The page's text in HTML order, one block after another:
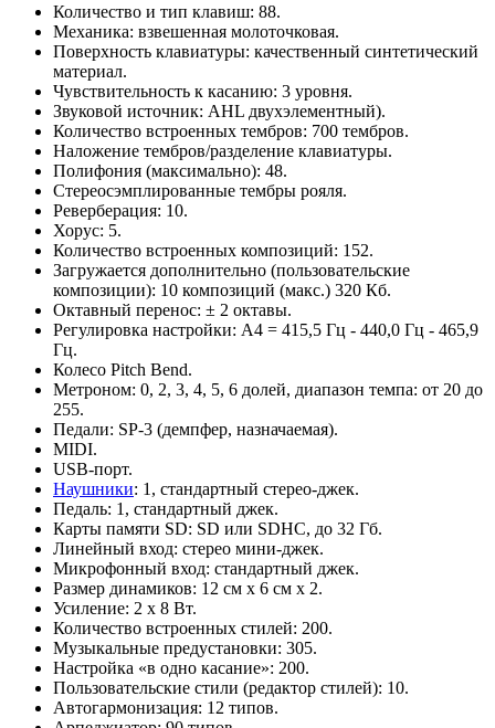
Количество и тип клавиш: 88.
Механика: взвешенная молоточковая.
Поверхность клавиатуры: качественный синтетический
материал.
Чувствительность к касанию: 3 уровня.
Звуковой источник: AHL двухэлементный).
Количество встроенных тембров: 700 тембров.
Наложение тембров/разделение клавиатуры.
Полифония (максимально): 48.
Стереосэмплированные тембры рояля.
Реверберация: 10.
Хорус: 5.
Количество встроенных композиций: 152.
Загружается дополнительно (пользовательские
композиции): 10 композиций (макс.) 320 Кб.
Октавный перенос: ± 2 октавы.
Регулировка настройки: A4 = 415,5 Гц - 440,0 Гц - 465,9
Гц.
Колесо Pitch Bend.
Метроном: 0, 2, 3, 4, 5, 6 долей, диапазон темпа: от 20 до
255.
Педали: SP-3 (демпфер, назначаемая).
MIDI.
USB-порт.
Наушники: 1, стандартный стерео-джек.
Педаль: 1, стандартный джек.
Карты памяти SD: SD или SDHC, до 32 Гб.
Линейный вход: стерео мини-джек.
Микрофонный вход: стандартный джек.
Размер динамиков: 12 см x 6 см x 2.
Усиление: 2 x 8 Вт.
Количество встроенных стилей: 200.
Музыкальные предустановки: 305.
Настройка «в одно касание»: 200.
Пользовательские стили (редактор стилей): 10.
Автогармонизация: 12 типов.